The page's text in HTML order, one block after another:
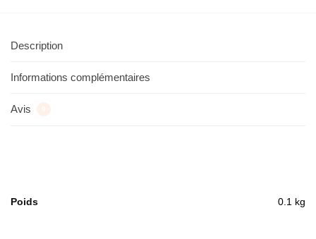
Description
Informations complémentaires
Avis
Poids 0.1 kg